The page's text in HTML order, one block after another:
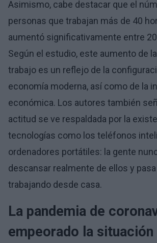
Asimismo, cabe destacar que el
personas que trabajan más de 40
aumentó significativamente entre
Según el estudio, este aumento de
trabajo es un reflejo de la
economía moderna, así como de la
económica. Los autores también
actitud se ve respaldada por la
tecnologías como los teléfonos
ordenadores portátiles: la gente
descansar realmente de ellos y
trabajando desde casa.
La pandemia de
empeorado la situación